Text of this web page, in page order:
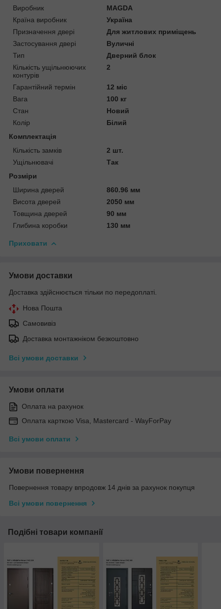
Виробник
MAGDA
Країна виробник
Україна
Призначення двері
Для житлових приміщень
Застосування двері
Вуличні
Тип
Дверний блок
Кількість ущільнюючих
контурів
2
Гарантійний термін
12 міс
Вага
100 кг
Стан
Новий
Колір
Білий
Комплектація
Кількість замків
2 шт.
Ущільнювачі
Так
Розміри
Ширина дверей
860.96 мм
Висота дверей
2050 мм
Товщина дверей
90 мм
Глибина коробки
130 мм
Приховати
Умови доставки
Доставка здійснюється тільки по передоплаті.
Нова Пошта
Самовивіз
Доставка монтажніком безкоштовно
Всі умови доставки
Умови оплати
Оплата на рахунок
Оплата карткою Visa, Mastercard - WayForPay
Всі умови оплати
Умови повернення
Повернення товару впродовж 14 днів за рахунок покупця
Всі умови повернення
Подібні товари компанії